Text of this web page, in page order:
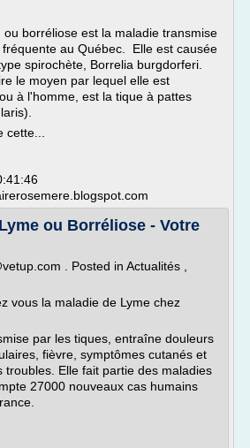
ou borréliose est la maladie transmise
au Québec. Elle est causée
spirochète, Borrelia burgdorferi.
le moyen par lequel elle est
à l'homme, est la tique à pattes
ou Borréliose - Votre
. Posted in Actualités ,
vous la maladie de Lyme chez
par les tiques, entraîne douleurs
fièvre, symptômes cutanés et
troubles. Elle fait partie des maladies
27000 nouveaux cas humains